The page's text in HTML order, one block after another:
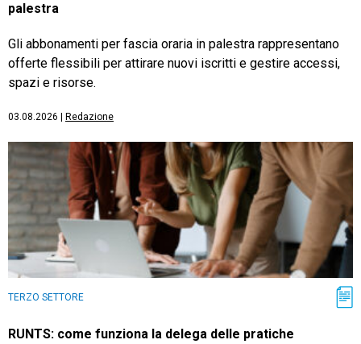
palestra
Gli abbonamenti per fascia oraria in palestra rappresentano
offerte flessibili per attirare nuovi iscritti e gestire accessi,
spazi e risorse.
03.08.2026 Redazione
TERZO SETTORE
RUNTS: come funziona la delega delle pratiche